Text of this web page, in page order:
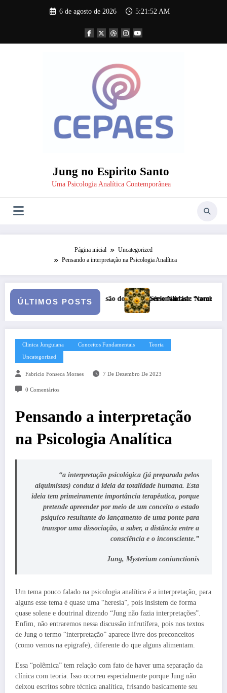
6 de agosto de 2026 5:21:54 AM
Jung no Espirito Santo
Uma Psicologia Analítica Contemporânea
Página inicial
Uncategorized
Pensando a interpretação na Psicologia Analítica
ÚLTIMOS POSTS
“como-se”
Narciso: Narcisismo Plural Copa do Mundo, complexo
Clinica Junguiana Conceitos Fundamentais Teoria
Uncategorized
Fabricio Fonseca Moraes 7 De Dezembro De 2023
0 Comentários
Pensando a interpretação
na Psicologia Analítica
“a interpretação psicológica (já preparada pelos
alquimistas) conduz à ideia da totalidade humana. Esta
ideia tem primeiramente importância terapêutica, porque
pretende apreender por meio de um conceito o estado
psíquico resultante do lançamento de uma ponte para
transpor uma dissociação, a saber, a distância entre a
consciência e o inconsciente.”
Jung, Mysterium coniunctionis
Um tema pouco falado na psicologia analítica é a interpretação, para
alguns esse tema é quase uma “heresia”, pois insistem de forma
quase solene e doutrinal dizendo “Jung não fazia interpretações”.
Enfim, não entraremos nessa discussão infrutífera, pois nos textos
de Jung o termo “interpretação” aparece livre dos preconceitos
(como vemos na epigrafe), diferente do que alguns alimentam.
Essa “polêmica” tem relação com fato de haver uma separação da
clínica com teoria. Isso ocorreu especialmente porque Jung não
deixou escritos sobre técnica analítica, frisando basicamente seu